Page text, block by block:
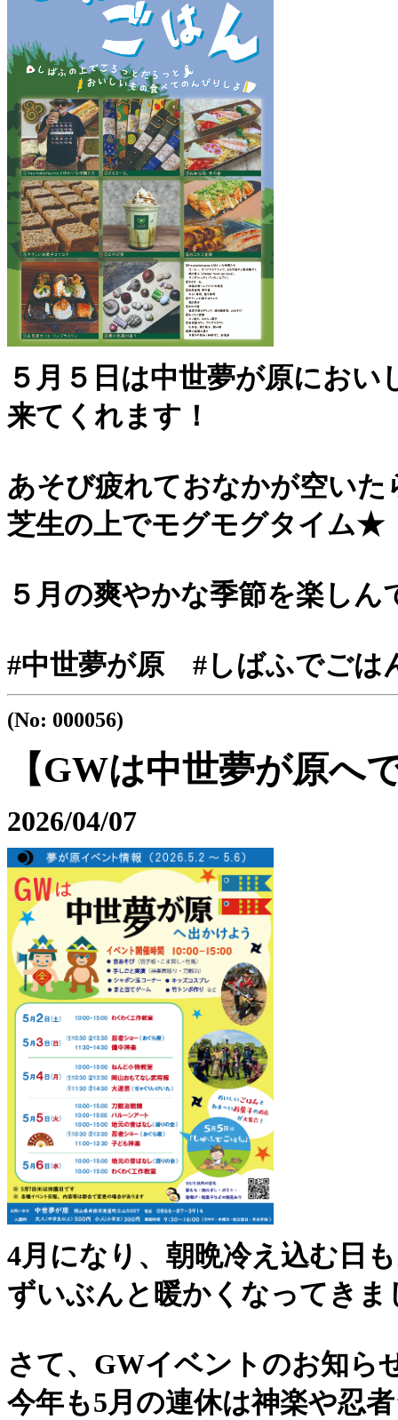
５月５日は中世夢が原にお
来てくれます！
あそび疲れておなかが空いた
芝生の上でモグモグタイム★
５月の爽やかな季節を楽しん
#中世夢が原 #しばふでごは
(No: 000056)
【GWは中世夢が原へ
2026/04/07
4月になり、朝晩冷え込む日
ずいぶんと暖かくなってきま
さて、GWイベントのお知ら
今年も5月の連休は神楽や忍